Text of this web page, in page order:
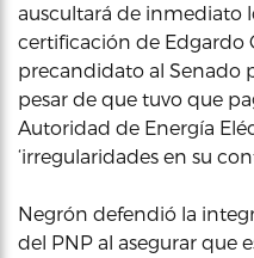
auscultará de inmediato
certificación de Edgardo
precandidato al Senado
pesar de que tuvo que
Autoridad de Energía
‘irregularidades en su
Negrón defendió la
del PNP al asegurar que